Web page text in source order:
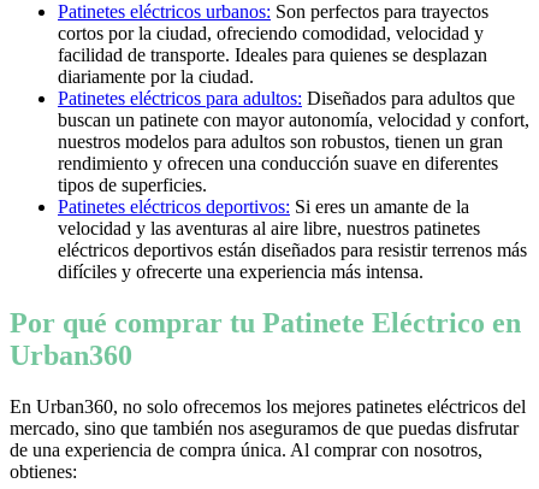
Patinetes eléctricos urbanos: Son perfectos para trayectos
cortos por la ciudad, ofreciendo comodidad, velocidad y
facilidad de transporte. Ideales para quienes se desplazan
diariamente por la ciudad.
Patinetes eléctricos para adultos: Diseñados para adultos que
buscan un patinete con mayor autonomía, velocidad y confort,
nuestros modelos para adultos son robustos, tienen un gran
rendimiento y ofrecen una conducción suave en diferentes
tipos de superficies.
Patinetes eléctricos deportivos: Si eres un amante de la
velocidad y las aventuras al aire libre, nuestros patinetes
eléctricos deportivos están diseñados para resistir terrenos más
difíciles y ofrecerte una experiencia más intensa.
Por qué comprar tu Patinete Eléctrico en
Urban360
En Urban360, no solo ofrecemos los mejores patinetes eléctricos del
mercado, sino que también nos aseguramos de que puedas disfrutar
de una experiencia de compra única. Al comprar con nosotros,
obtienes: